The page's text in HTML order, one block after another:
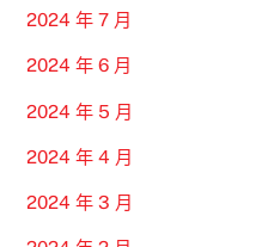
2024 年 7 月
2024 年 6 月
2024 年 5 月
2024 年 4 月
2024 年 3 月